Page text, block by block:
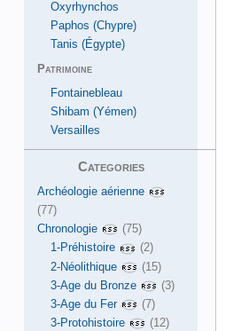
Oxyrhynchos
Paphos (Chypre)
Tanis (Égypte)
Patrimoine
Fontainebleau
Shibam (Yémen)
Versailles
Categories
Archéologie aérienne
(77)
Chronologie
(75)
1-Préhistoire
(2)
2-Néolithique
(15)
3-Age du Bronze
(3)
3-Age du Fer
(7)
3-Protohistoire
(12)